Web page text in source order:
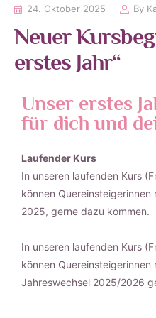
24. Oktober 2025 By
Neuer
erstes Jahr“
Unser erstes
für dich und
Laufender Kurs
In unseren laufenden Kurs
können
2025, gerne dazu kommen.
In unseren laufenden Kurs
können Quereinsteigerinnen
Jahreswechsel 2025/2026